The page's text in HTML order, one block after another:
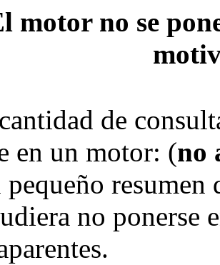
motor no se
de
en un motor: (no
pequeño
no ponerse